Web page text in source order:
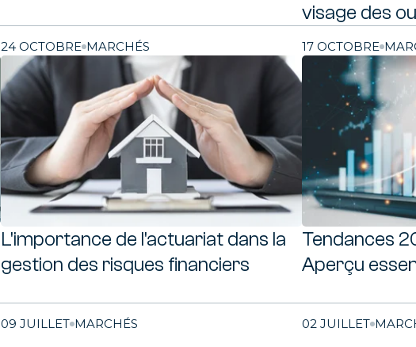
24 OCTOBRE MARCHÉS
visage des
17 OCTOBRE
L'importance de l'actuariat dans la
gestion des risques financiers
09 JUILLET MARCHÉS
Tendances
Aperçu
02 JUILLET